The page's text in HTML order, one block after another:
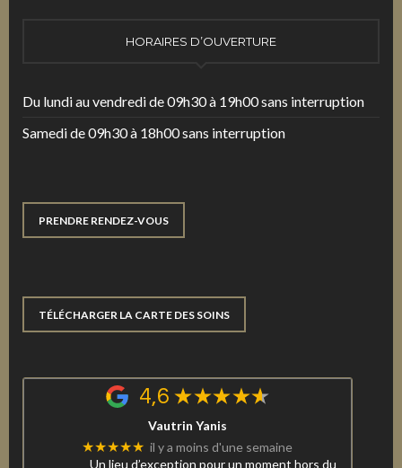
HORAIRES D’OUVERTURE
Du lundi au vendredi de 09h30 à 19h00 sans interruption
Samedi de 09h30 à 18h00 sans interruption
PRENDRE RENDEZ-VOUS
TÉLÉCHARGER LA CARTE DES SOINS
4,6
Vautrin Yanis
★★★★★ il y a moins d'une semaine
Un lieu d’exception pour un moment hors du